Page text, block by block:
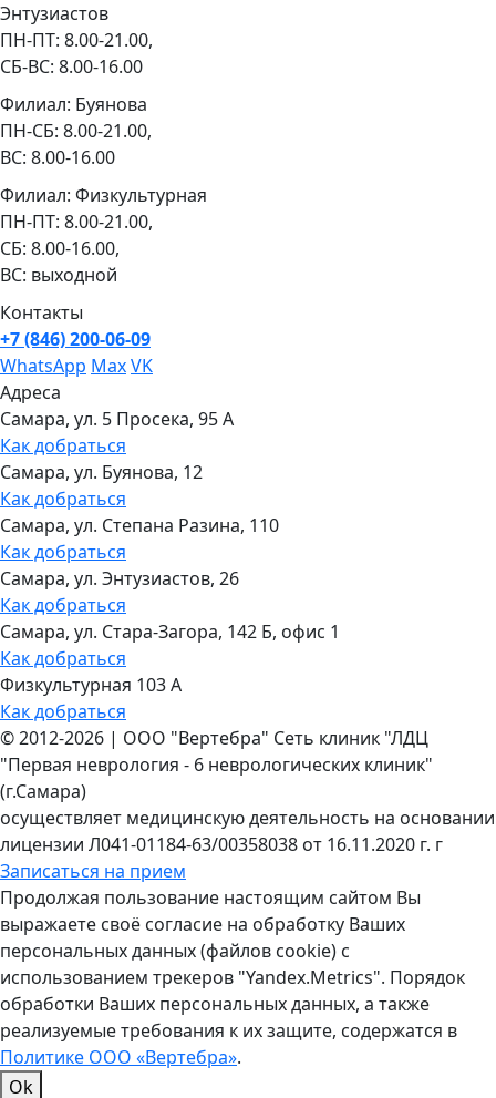
Энтузиастов
ПН-ПТ: 8.00-21.00,
СБ-ВС: 8.00-16.00
Филиал: Буянова
ПН-СБ: 8.00-21.00,
ВС: 8.00-16.00
Филиал: Физкультурная
ПН-ПТ: 8.00-21.00,
СБ: 8.00-16.00,
ВС: выходной
Контакты
+7 (846) 200-06-09
WhatsApp MaxVK
Адреса
Самара, ул. 5 Просека, 95 А
Как добраться
Самара, ул. Буянова, 12
Как добраться
Самара, ул. Степана Разина, 110
Как добраться
Самара, ул. Энтузиастов, 26
Как добраться
Самара, ул. Стара-Загора, 142 Б, офис 1
Как добраться
Физкультурная 103 А
Как добраться
©2012-2026 | ООО "Вертебра" Сеть клиник "ЛДЦ
"Первая неврология - 6 неврологических клиник"
(г.Самара)
осуществляет медицинскую деятельность на основании
лицензии Л041-01184-63/00358038 от 16.11.2020 г. г
Записаться на прием
Продолжая пользование настоящим сайтом Вы
выражаете своё согласие на обработку Ваших
персональных данных (файлов cookie) с
использованием трекеров "Yandex.Metrics". Порядок
обработки Ваших персональных данных, а также
реализуемые требования к их защите, содержатся в
Политике ООО «Вертебра».
Ok